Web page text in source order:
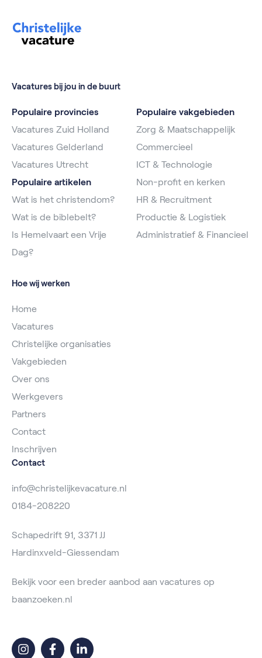
Vacatures bij jou in de buurt
Populaire provincies
Vacatures Zuid Holland
Vacatures Gelderland
Vacatures Utrecht
Populaire artikelen
Wat is het christendom?
Wat is de biblebelt?
Is Hemelvaart een Vrije
Dag?
Populaire vakgebieden
Zorg & Maatschappelijk
Commercieel
ICT & Technologie
Non-profit en kerken
HR & Recruitment
Productie & Logistiek
Administratief & Financieel
Hoe wij werken
Home
Vacatures
Christelijke organisaties
Vakgebieden
Over ons
Werkgevers
Partners
Contact
Inschrijven
Contact
info@christelijkevacature.nl
0184-208220
Schapedrift 91, 3371 JJ
Hardinxveld-Giessendam
Bekijk voor een breder aanbod aan vacatures op
baanzoeken.nl